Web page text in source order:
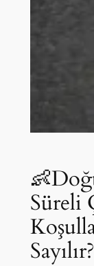
Süreli
Sayılır?